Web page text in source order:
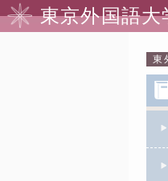
東京外国語
東